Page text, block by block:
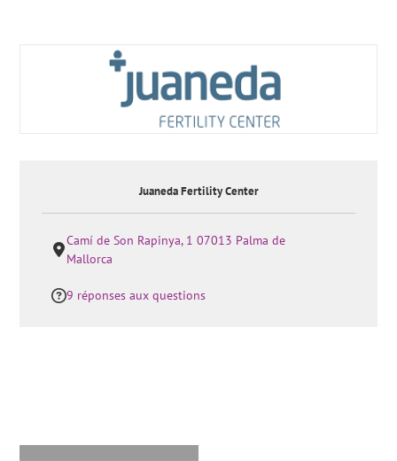
Juaneda Fertility Center
Camí de Son Rapinya, 1 07013 Palma de
Mallorca
9 réponses aux questions